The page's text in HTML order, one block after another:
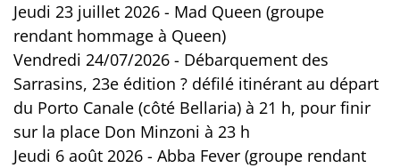
Jeudi 23 juillet 2026 - Mad Queen (groupe
rendant hommage à Queen)
Vendredi 24/07/2026 - Débarquement des
Sarrasins, 23e édition ? défilé itinérant au départ
du Porto Canale (côté Bellaria) à 21 h, pour finir
sur la place Don Minzoni à 23 h
Jeudi 6 août 2026 - Abba Fever (groupe rendant